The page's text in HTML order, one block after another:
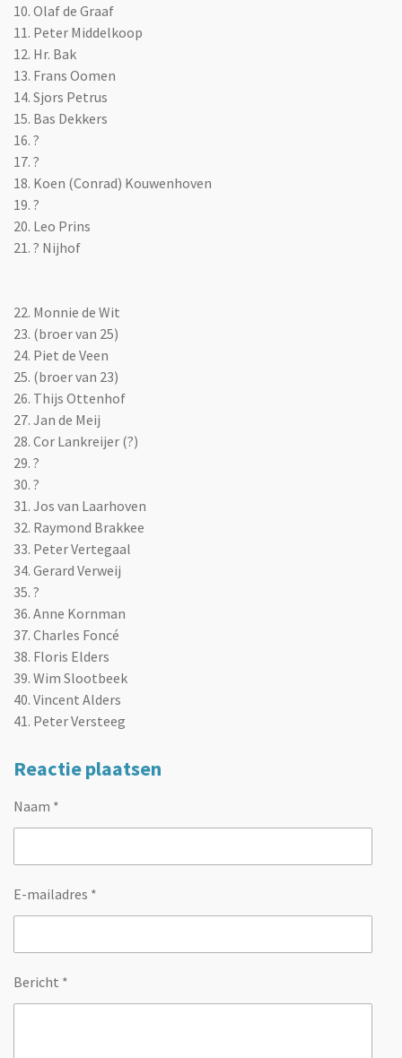
10. Olaf de Graaf
11. Peter Middelkoop
12. Hr. Bak
13. Frans Oomen
14. Sjors Petrus
15. Bas Dekkers
16. ?
17. ?
18. Koen (Conrad) Kouwenhoven
19. ?
20. Leo Prins
21. ? Nijhof
22. Monnie de Wit
23. (broer van 25)
24. Piet de Veen
25. (broer van 23)
26. Thijs Ottenhof
27. Jan de Meij
28. Cor Lankreijer (?)
29. ?
30. ?
31. Jos van Laarhoven
32. Raymond Brakkee
33. Peter Vertegaal
34. Gerard Verweij
35. ?
36. Anne Kornman
37. Charles Foncé
38. Floris Elders
39. Wim Slootbeek
40. Vincent Alders
41. Peter Versteeg
Reactie plaatsen
Naam *
E-mailadres *
Bericht *